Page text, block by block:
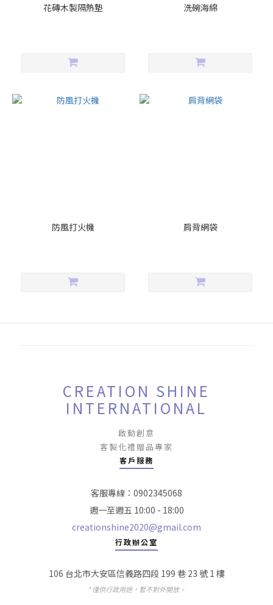
花磚木製隔熱墊 洗碗海綿
防風打火機 肩背網袋
CREATION SHINE
INTERNATIONAL
啟動創意
客製化禮贈品專家
客戶服務
客服專線：0902345068
週一至週五 10:00 - 18:00
creationshine2020@gmail.com
行政辦公室
106 台北市大安區信義路四段 199 巷 23 號 1 樓
* 僅供行政用途，暫不對外開放。